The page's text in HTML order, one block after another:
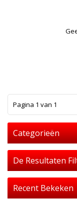
Pagina 1 van 1
Categorieën
De Resultaten
Recent Bekeken